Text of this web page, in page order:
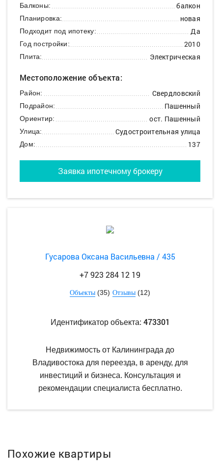
Балконы: балкон
Планировка: новая
Подходит под ипотеку: Да
Год постройки: 2010
Плита: Электрическая
Местоположение объекта:
Район: Свердловский
Подрайон: Пашенный
Ориентир: ост. Пашенный
Улица: Судостроительная улица
Дом: 137
Заявка ипотечному брокеру
Гусарова Оксана Васильевна / 435
+7 923 284 12 19
Объекты (35) Отзывы (12)
Идентификатор объекта: 473301
Недвижимость от Калининграда до
Владивостока для переезда, в аренду, для
инвестиций и бизнеса. Консультация и
рекомендации специалиста бесплатно.
Похожие квартиры